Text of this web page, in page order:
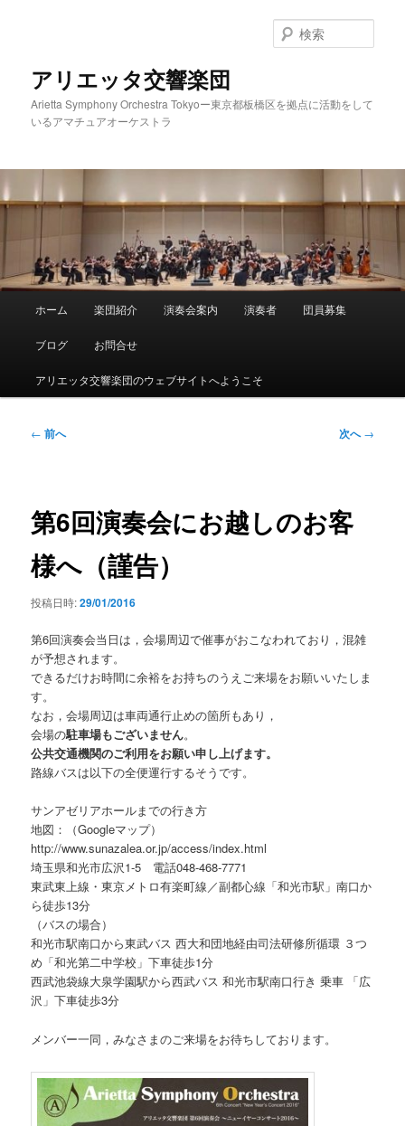
移
動
アリエッタ交響楽団
Arietta Symphony Orchestra Tokyoー東京都板橋区を拠点に活動をして
いるアマチュアオーケストラ
索
ュ
ホーム 楽団紹介 演奏会案内 演奏者 団員募集
ブログ お問合せ
アリエッタ交響楽団のウェブサイトへようこそ
投
ゲ
ー
ョ
ン
← 前へ 次へ→
第6回演奏会にお越しのお客
様へ（謹告）
投稿日時:29/01/2016
第6回演奏会当日は，会場周辺で催事がおこなわれており，混雑
が予想されます。
できるだけお時間に余裕をお持ちのうえご来場をお願いいたしま
す。
なお，会場周辺は車両通行止めの箇所もあり，
会場の駐車場もございません。
公共交通機関のご利用をお願い申し上げます。
路線バスは以下の全便運行するそうです。
サンアゼリアホールまでの行き方
地図：（Googleマップ）
http://www.sunazalea.or.jp/access/index.html
埼玉県和光市広沢1-5 電話048-468-7771
東武東上線・東京メトロ有楽町線／副都心線「和光市駅」南口か
ら徒歩13分
（バスの場合）
和光市駅南口から東武バス 西大和団地経由司法研修所循環 ３つ
め「和光第二中学校」下車徒歩1分
西武池袋線大泉学園駅から西武バス 和光市駅南口行き 乗車 「広
沢」下車徒歩3分
メンバー一同，みなさまのご来場をお待ちしております。